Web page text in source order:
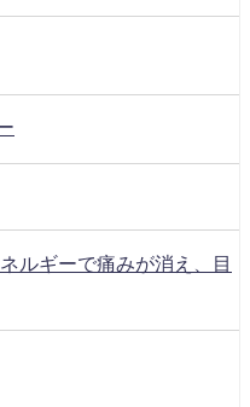
ルギーで痛みが消え、目